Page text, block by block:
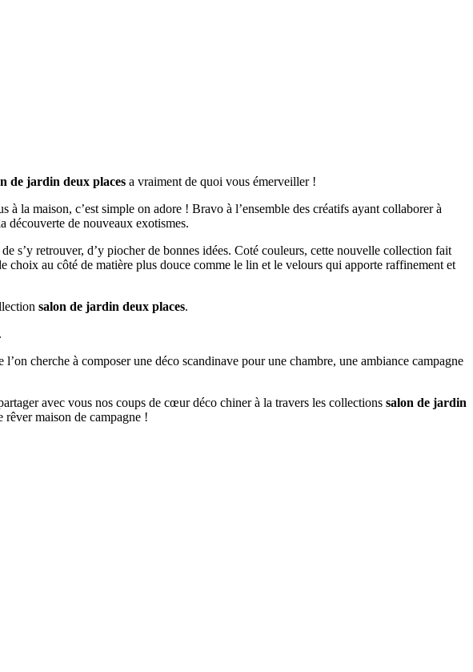
de jardin deux places a vraiment de quoi vous émerveiller !
à la maison, c’est simple on adore ! Bravo à l’ensemble des créatifs ayant collaborer à
découverte de nouveaux exotismes.
s’y retrouver, d’y piocher de bonnes idées. Coté couleurs, cette nouvelle collection fait
au côté de matière plus douce comme le lin et le velours qui apporte raffinement et
salon de jardin deux places.
cherche à composer une déco scandinave pour une chambre, une ambiance campagne
avec vous nos coups de cœur déco chiner à la travers les collections salon de jardin
maison de campagne !